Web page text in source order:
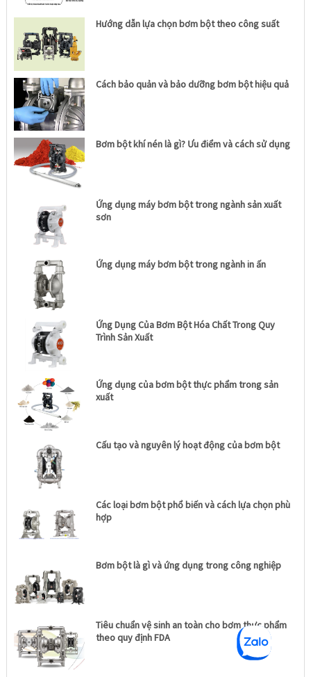
Hướng dẫn lựa chọn bơm bột theo công suất
Cách bảo quản và bảo dưỡng bơm bột hiệu quả
Bơm bột khí nén là gì? Ưu điểm và cách sử dụng
Ứng dụng máy bơm bột trong ngành sản xuất
sơn
Ứng dụng máy bơm bột trong ngành in ấn
Ứng Dụng Của Bơm Bột Hóa Chất Trong Quy
Trình Sản Xuất
Ứng dụng của bơm bột thực phẩm trong sản
xuất
Cấu tạo và nguyên lý hoạt động của bơm bột
Các loại bơm bột phổ biến và cách lựa chọn phù
hợp
Bơm bột là gì và ứng dụng trong công nghiệp
Tiêu chuẩn vệ sinh an toàn cho bơm thực phẩm
theo quy định FDA